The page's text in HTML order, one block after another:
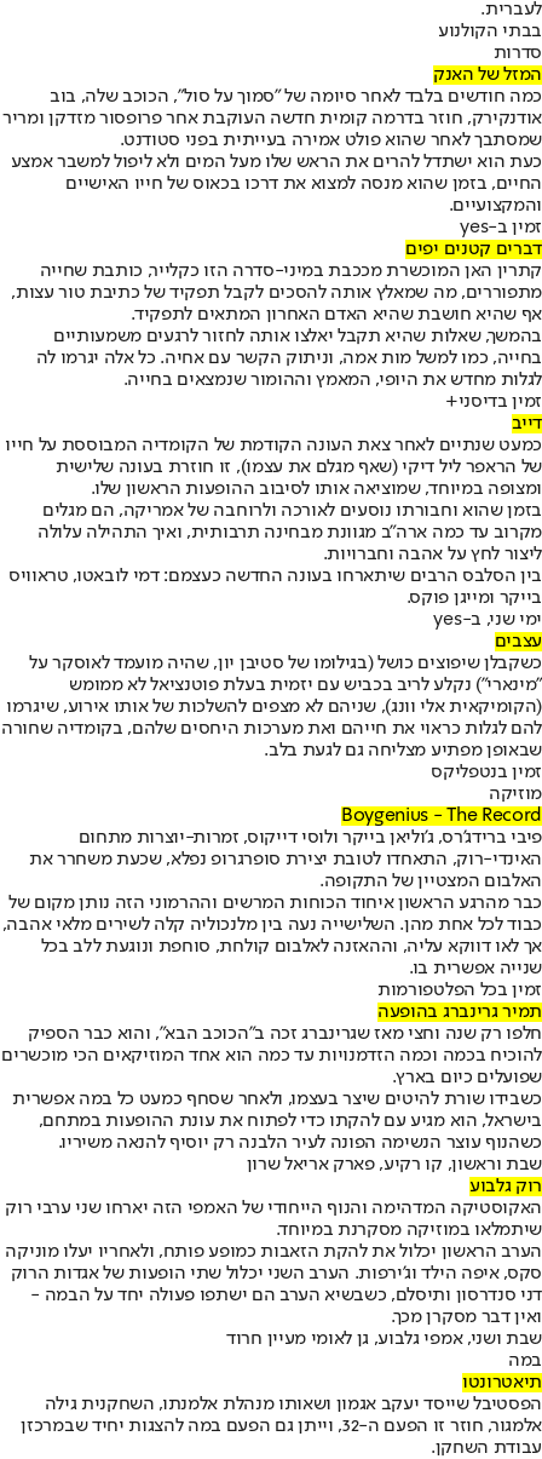
לעברית.
בבתי הקולנוע
סדרות
המזל של האנק
כמה חודשים בלבד לאחר סיומה של "סמוך על סול", הכוכב שלה, בוב
אודנקירק, חוזר בדרמה קומית חדשה העוקבת אחר פרופסור מזדקן ומריר
שמסתבך לאחר שהוא פולט אמירה בעייתית בפני סטודנט.
כעת הוא ישתדל להרים את הראש שלו מעל המים ולא ליפול למשבר אמצע
החיים, בזמן שהוא מנסה למצוא את דרכו בכאוס של חייו האישיים
והמקצועיים.
זמין ב-yes
דברים קטנים יפים
קתרין האן המוכשרת מככבת במיני-סדרה הזו כקלייר, כותבת שחייה
מתפוררים, מה שמאלץ אותה להסכים לקבל תפקיד של כתיבת טור עצות,
אף שהיא חושבת שהיא האדם האחרון המתאים לתפקיד.
בהמשך, שאלות שהיא תקבל יאלצו אותה לחזור לרגעים משמעותיים
בחייה, כמו למשל מות אמה, וניתוק הקשר עם אחיה. כל אלה יגרמו לה
לגלות מחדש את היופי, המאמץ וההומור שנמצאים בחייה.
זמין בדיסני+
דייב
כמעט שנתיים לאחר צאת העונה הקודמת של הקומדיה המבוססת על חייו
של הראפר ליל דיקי (שאף מגלם את עצמו), זו חוזרת בעונה שלישית
ומצופה במיוחד, שמוציאה אותו לסיבוב ההופעות הראשון שלו.
בזמן שהוא וחבורתו נוסעים לאורכה ולרוחבה של אמריקה, הם מגלים
מקרוב עד כמה ארה"ב מגוונת מבחינה תרבותית, ואיך התהילה עלולה
ליצור לחץ על אהבה וחברויות.
בין הסלבס הרבים שיתארחו בעונה החדשה כעצמם: דמי לובאטו, טראוויס
בייקר ומייגן פוקס.
ימי שני, ב-yes
עצבים
כשקבלן שיפוצים כושל (בגילומו של סטיבן יון, שהיה מועמד לאוסקר על
"מינארי") נקלע לריב בכביש עם יזמית בעלת פוטנציאל לא ממומש
(הקומיקאית אלי וונג), שניהם לא מצפים להשלכות של אותו אירוע, שיגרמו
להם לגלות כראוי את חייהם ואת מערכות היחסים שלהם, בקומדיה שחורה
שבאופן מפתיע מצליחה גם לגעת בלב.
זמין בנטפליקס
מוזיקה
Boygenius - The Record
פיבי ברידג'רס, ג'וליאן בייקר ולוסי דייקוס, זמרות-יוצרות מתחום
האינדי-רוק, התאחדו לטובת יצירת סופרגרופ נפלא, שכעת משחרר את
האלבום המצטיין של התקופה.
כבר מהרגע הראשון איחוד הכוחות המרשים וההרמוני הזה נותן מקום של
כבוד לכל אחת מהן. השלישייה נעה בין מלנכוליה קלה לשירים מלאי אהבה,
אך לאו דווקא עליה, וההאזנה לאלבום קולחת, סוחפת ונוגעת ללב בכל
שנייה אפשרית בו.
זמין בכל הפלטפורמות
תמיר גרינברג בהופעה
חלפו רק שנה וחצי מאז שגרינברג זכה ב"הכוכב הבא", והוא כבר הספיק
להוכיח בכמה וכמה הזדמנויות עד כמה הוא אחד המוזיקאים הכי מוכשרים
שפועלים כיום בארץ.
כשבידו שורת להיטים שיצר בעצמו, ולאחר שסחף כמעט כל במה אפשרית
בישראל, הוא מגיע עם להקתו כדי לפתוח את עונת ההופעות במתחם,
כשהנוף עוצר הנשימה הפונה לעיר הלבנה רק יוסיף להנאה משיריו.
שבת וראשון, קו רקיע, פארק אריאל שרון
רוק גלבוע
האקוסטיקה המדהימה והנוף הייחודי של האמפי הזה יארחו שני ערבי רוק
שיתמלאו במוזיקה מסקרנת במיוחד.
הערב הראשון יכלול את להקת הזאבות כמופע פותח, ולאחריו יעלו מוניקה
סקס, איפה הילד וג'ירפות. הערב השני יכלול שתי הופעות של אגדות הרוק
דני סנדרסון ותיסלם, כשבשיא הערב הם ישתפו פעולה יחד על הבמה -
ואין דבר מסקרן מכך.
שבת ושני, אמפי גלבוע, גן לאומי מעיין חרוד
במה
תיאטרונטו
הפסטיבל שייסד יעקב אגמון ושאותו מנהלת אלמנתו, השחקנית גילה
אלמגור, חוזר זו הפעם ה-32, וייתן גם הפעם במה להצגות יחיד שבמרכזן
עבודת השחקן.